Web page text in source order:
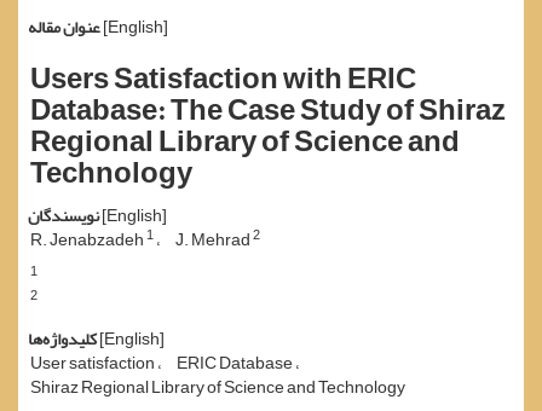
عنوان مقاله[English]
Users Satisfaction with ERIC
Database: The Case Study of Shiraz
Regional Library of Science and
Technology
نویسندگان[English]
R. Jenabzadeh1 J. Mehrad2
1
2
کلیدواژه‌ها[English]
User satisfaction ERIC Database
Shiraz Regional Library of Science and Technology